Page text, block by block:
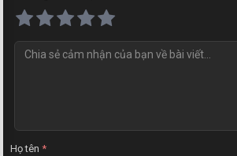
Họ tên *